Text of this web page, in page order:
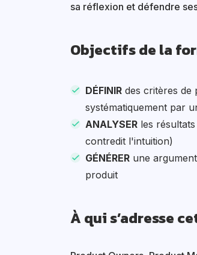
sa réflexion et défendre
Objectifs de la
DÉFINIR des critères de
systématiquement par
ANALYSER les
contredit l'intuition)
GÉNÉRER une
produit
À qui s’adresse